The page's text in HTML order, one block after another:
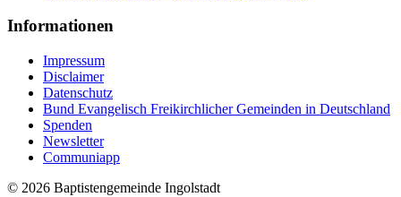
Informationen
Impressum
Disclaimer
Datenschutz
Bund Evangelisch Freikirchlicher Gemeinden in Deutschland
Spenden
Newsletter
Communiapp
© 2026 Baptistengemeinde Ingolstadt